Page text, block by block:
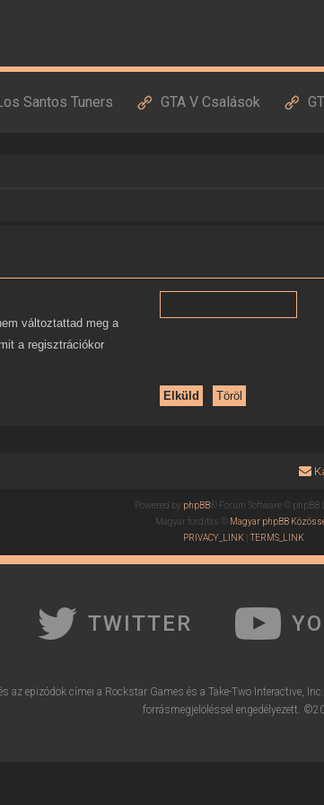
Santos Tuners GTA V Csalások
változtattad meg a
a regisztrációkor
Powered by phpBB® Forum Software © phpBB
Magyar fordítás © Magyar phpBB
PRIVACY_LINK |TERMS_LINK
TWITTER
az epizódok címei a Rockstar Games és a Take-Two
forrásmegjelöléssel engedélyezett.